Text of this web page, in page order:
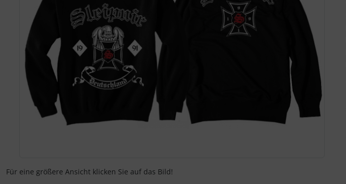
Für eine größere Ansicht klicken Sie auf das Bild!